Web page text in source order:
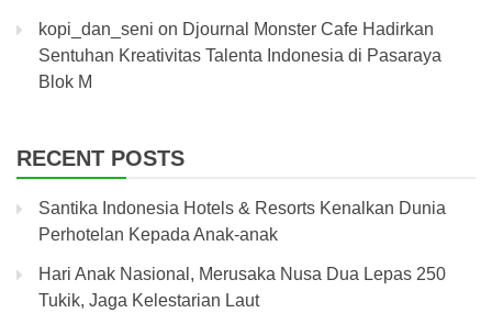
kopi_dan_seni on Djournal Monster Cafe Hadirkan
Sentuhan Kreativitas Talenta Indonesia di Pasaraya
Blok M
RECENT POSTS
Santika Indonesia Hotels & Resorts Kenalkan Dunia
Perhotelan Kepada Anak-anak
Hari Anak Nasional, Merusaka Nusa Dua Lepas 250
Tukik, Jaga Kelestarian Laut